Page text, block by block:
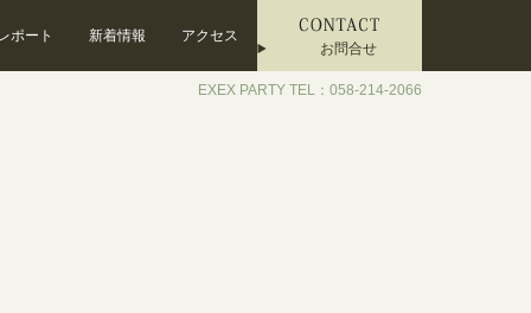
ポート 新着情報 アクセス
お問合せ
EXEX PARTY TEL：058-214-2066